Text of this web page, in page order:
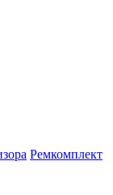
Ремкомплект